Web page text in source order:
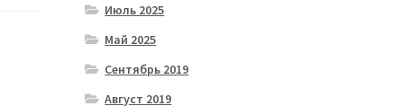
Июль 2025
Май 2025
Сентябрь 2019
Август 2019